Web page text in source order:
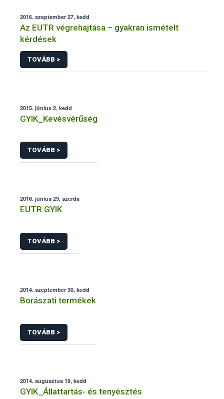
2016. szeptember 27, kedd
Az EUTR végrehajtása – gyakran ismételt
kérdések
TOVÁBB >
2015. június 2, kedd
GYIK_Kevésvérűség
TOVÁBB >
2016. június 29, szerda
EUTR GYIK
TOVÁBB >
2014. szeptember 30, kedd
Borászati termékek
TOVÁBB >
2014. augusztus 19, kedd
GYIK_Állattartás- és tenyésztés